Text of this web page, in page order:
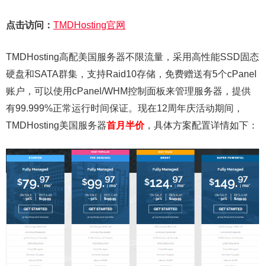
点击访问： TMDHosting官网
TMDHosting高配美国服务器不限流量，采用高性能SSD固态
硬盘和SATA群集，支持Raid10存储，免费赠送有5个cPanel
账户，可以使用cPanel/WHM控制面板来管理服务器，提供
有99.999%正常运行时间保证。现在12周年庆活动期间，
TMDHosting美国服务器首月半价，具体方案配置详情如下：